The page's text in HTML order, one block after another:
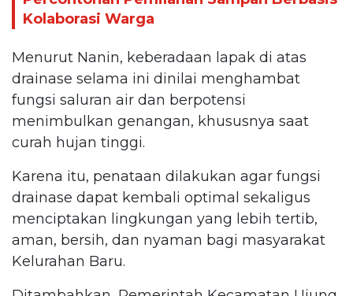
Kolaborasi Warga
Menurut Nanin, keberadaan lapak di atas
drainase selama ini dinilai menghambat
fungsi saluran air dan berpotensi
menimbulkan genangan, khususnya saat
curah hujan tinggi.
Karena itu, penataan dilakukan agar fungsi
drainase dapat kembali optimal sekaligus
menciptakan lingkungan yang lebih tertib,
aman, bersih, dan nyaman bagi masyarakat
Kelurahan Baru.